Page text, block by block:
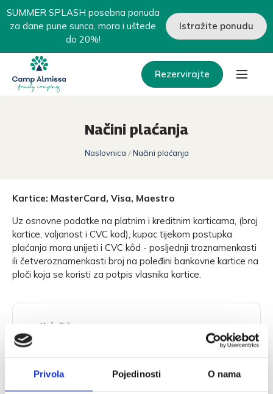
Privola Pojedinosti O nama
SUMMER SPLASH posebna ponuda
za dane pune sunca, mora i uštede
do 20%!
Istražite ponudu
Rezervirajte
Načini plaćanja
Naslovnica Načini plaćanja
Kartice: MasterCard, Visa, Maestro
Uz osnovne podatke na platnim i kreditnim karticama, (broj
kartice, valjanost i CVC kod), kupac tijekom postupka
plaćanja mora unijeti i CVC kôd - posljednji troznamenkasti
ili četveroznamenkasti broj na poleđini bankovne kartice na
ploči koja se koristi za potpis vlasnika kartice.
Kolačići